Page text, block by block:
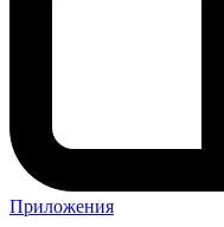
Приложения